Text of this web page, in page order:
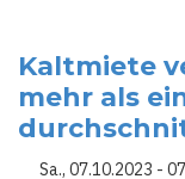
ST
INE
ER
N D
Kaltmiete
mehr als
Sa., 07.10.2023 -